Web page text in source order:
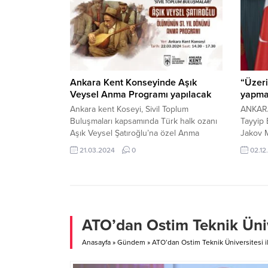
Ankara Kent Konseyinde Aşık
Veysel Anma Programı yapılacak
Ankara kent Koseyi, Sivil Toplum
Buluşmaları kapsamında Türk halk ozanı
Aşık Veysel Şatıroğlu’na özel Anma
Programı gerçekleştirecek. 21 Mart 2024,
10:13 yayınlandı Ankara Kent Konseyinde
büyük halk ozanı Aşık Veysel...
21.03.2024 0
Tayyip
Jakov
ATO’dan Ostim Teknik
Anasayfa » Gündem » ATO’dan Ostim Teknik